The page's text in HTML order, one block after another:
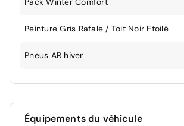
Peinture Gris Rafale / Toit Noir Etoilé
Pneus AR hiver
Équipements du véhicule